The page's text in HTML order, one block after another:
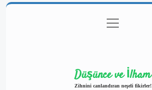
Gizlilik Politikası
menüyü
aç
Düşünce ve İlham
Zihnini canlandıran neşeli fikirler!